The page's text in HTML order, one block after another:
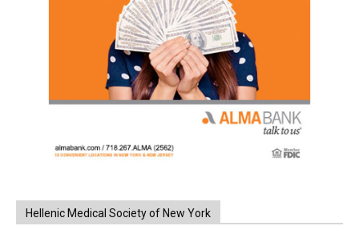
Hellenic Medical Society of New York